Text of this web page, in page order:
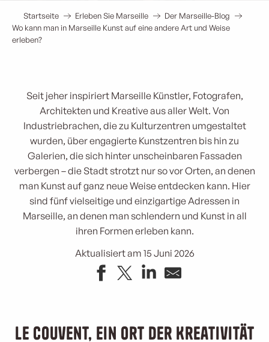
Startseite Erleben Sie Marseille
Der Marseille-Blog
Wo kann man in Marseille Kunst auf eine andere Art und Weise
erleben?
Seit jeher inspiriert Marseille Künstler, Fotografen,
Architekten und Kreative aus aller Welt. Von
Industriebrachen, die zu Kulturzentren umgestaltet
wurden, über engagierte Kunstzentren bis hin zu
Galerien, die sich hinter unscheinbaren Fassaden
verbergen – die Stadt strotzt nur so vor Orten, an denen
man Kunst auf ganz neue Weise entdecken kann. Hier
sind fünf vielseitige und einzigartige Adressen in
Marseille, an denen man schlendern und Kunst in all
ihren Formen erleben kann.
Aktualisiert am 15 Juni 2026
Le Couvent, ein Ort der Kreativität